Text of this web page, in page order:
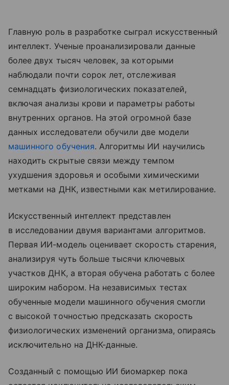
Главную роль в разработке сыграл искусственный
интеллект. Ученые проанализировали данные
более двух тысяч человек, за которыми
наблюдали почти сорок лет, отслеживая
семнадцать физиологических показателей,
включая анализы крови и параметры работы
внутренних органов. На этой огромной базе
данных исследователи обучили две модели
машинного обучения. Алгоритмы ИИ научились
находить скрытые связи между темпом
ухудшения здоровья и особыми химическими
метками на ДНК, известными как метилирование.
Искусственный интеллект представлен
в исследовании двумя вариантами алгоритмов.
Первая ИИ-модель оценивает скорость старения,
анализируя чуть больше тысячи ключевых
участков ДНК, а вторая обучена работать с более
широким набором. На независимых тестах
обученные модели машинного обучения смогли
с высокой точностью предсказать скорость
физиологических изменений организма, опираясь
исключительно на ДНК-данные.
Созданный с помощью ИИ биомаркер пока